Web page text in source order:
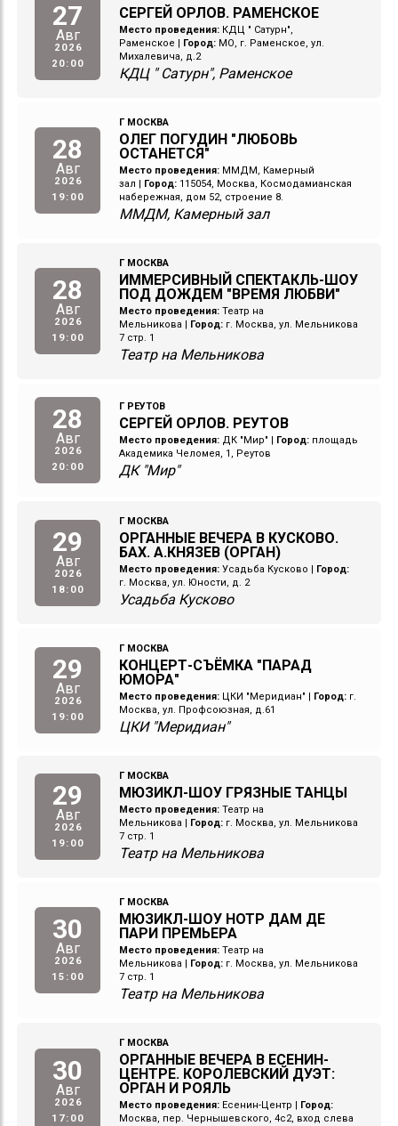
27
Авг
2026
20:00
СЕРГЕЙ ОРЛОВ. РАМЕНСКОЕ
Место проведения: КДЦ " Сатурн",
Раменское
Город: МО, г. Раменское, ул.
Михалевича, д.2
КДЦ " Сатурн", Раменское
28
Авг
2026
19:00
Г МОСКВА
ОЛЕГ ПОГУДИН "ЛЮБОВЬ
ОСТАНЕТСЯ"
Место проведения: ММДМ, Камерный
зал
Город: 115054, Москва, Космодамианская
набережная, дом 52, строение 8.
ММДМ, Камерный зал
28
Авг
2026
19:00
Г МОСКВА
ИММЕРСИВНЫЙ СПЕКТАКЛЬ-ШОУ
ПОД ДОЖДЕМ "ВРЕМЯ ЛЮБВИ"
Место проведения: Театр на
Мельникова
Город: г. Москва, ул. Мельникова
7 стр. 1
Театр на Мельникова
28
Авг
2026
20:00
Г РЕУТОВ
СЕРГЕЙ ОРЛОВ. РЕУТОВ
Место проведения: ДК "Мир" | Город: площадь
Академика Челомея, 1, Реутов
ДК "Мир"
29
Авг
2026
18:00
Г МОСКВА
ОРГАННЫЕ ВЕЧЕРА В КУСКОВО.
БАХ. А.КНЯЗЕВ (ОРГАН)
Место проведения: Усадьба Кусково
Город:
г. Москва, ул. Юности, д. 2
Усадьба Кусково
29
Авг
2026
19:00
Г МОСКВА
КОНЦЕРТ-СЪЁМКА "ПАРАД
ЮМОРА"
Место проведения: ЦКИ "Меридиан" Город: г.
Москва, ул. Профсоюзная, д.61
ЦКИ "Меридиан"
29
Авг
2026
19:00
Г МОСКВА
МЮЗИКЛ-ШОУ ГРЯЗНЫЕ ТАНЦЫ
Место проведения: Театр на
Мельникова
Город: г. Москва, ул. Мельникова
7 стр. 1
Театр на Мельникова
30
Авг
2026
15:00
Г МОСКВА
МЮЗИКЛ-ШОУ НОТР ДАМ ДЕ
ПАРИ ПРЕМЬЕРА
Место проведения: Театр на
Мельникова
Город: г. Москва, ул. Мельникова
7 стр. 1
Театр на Мельникова
30
Авг
2026
17:00
Г МОСКВА
ОРГАННЫЕ ВЕЧЕРА В ЕСЕНИН-
ЦЕНТРЕ. КОРОЛЕВСКИЙ ДУЭТ:
ОРГАН И РОЯЛЬ
Место проведения: Есенин-Центр
Город:
Москва, пер. Чернышевского, 4с2, вход слева